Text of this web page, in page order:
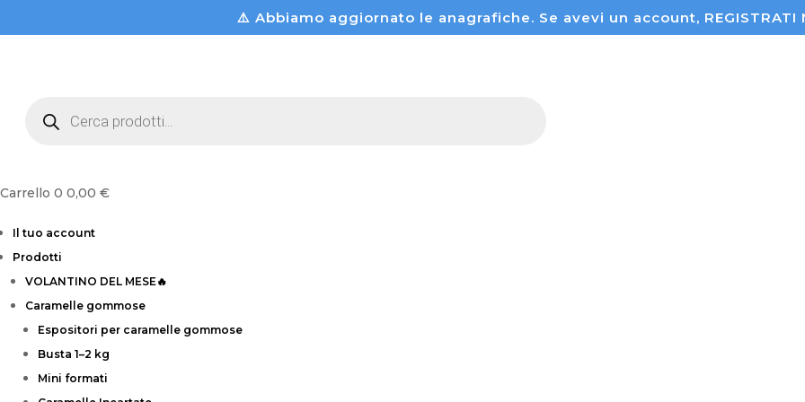
⚠️ Abbiamo aggiornato le anagrafiche. Se avevi un account, REGISTRATI
search
Carrello 0 0,00 €
Il tuo account
Prodotti
VOLANTINO DEL MESE🔥
Caramelle gommose
Espositori per caramelle gommose
Busta 1–2 kg
Mini formati